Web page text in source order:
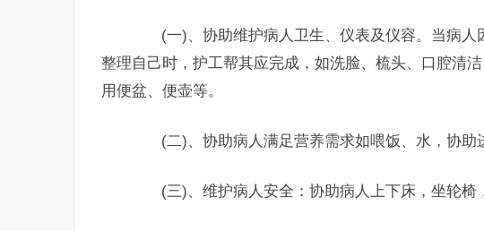
(一)、协助维护病人卫生、仪表及仪容。当病人
整理自己时，护工帮其应完成，如洗脸、梳头、口腔清
用便盆、便壶等。
(二)、协助病人满足营养需求如喂饭、水，协助
(三)、维护病人安全：协助病人上下床，坐轮椅